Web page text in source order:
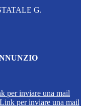
G.
per inviare una mail
Link per inviare una mail